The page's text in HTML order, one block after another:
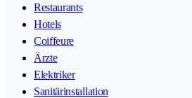
Restaurants
Hotels
Coiffeure
Ärzte
Elektriker
Sanitärinstallation